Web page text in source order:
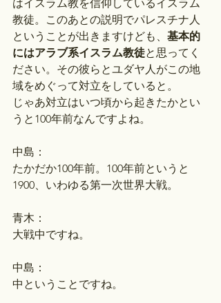
はイスラム教を信仰しているイスラム
教徒。このあとの説明でパレスチナ人
ということが出きますけども、 基本的
にはアラブ系イスラム教徒と思ってく
ださい。その彼らとユダヤ人がこの地
域をめぐって対立をしていると。
じゃあ対立はいつ頃から起きたかとい
うと100年前なんですよね。
中島：
たかだか100年前。100年前というと
1900、いわゆる第一次世界大戦。
青木：
大戦中ですね。
中島：
中ということですね。